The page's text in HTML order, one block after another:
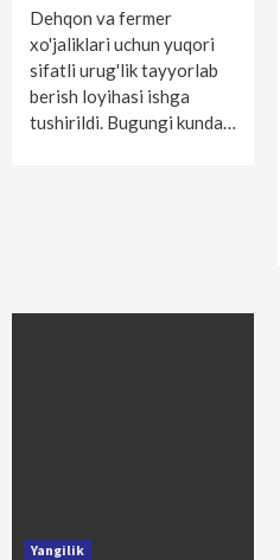
Dehqon va fermer
xo'jaliklari uchun yuqori
sifatli urug'lik tayyorlab
berish loyihasi ishga
tushirildi. Bugungi kunda…
Yangilik